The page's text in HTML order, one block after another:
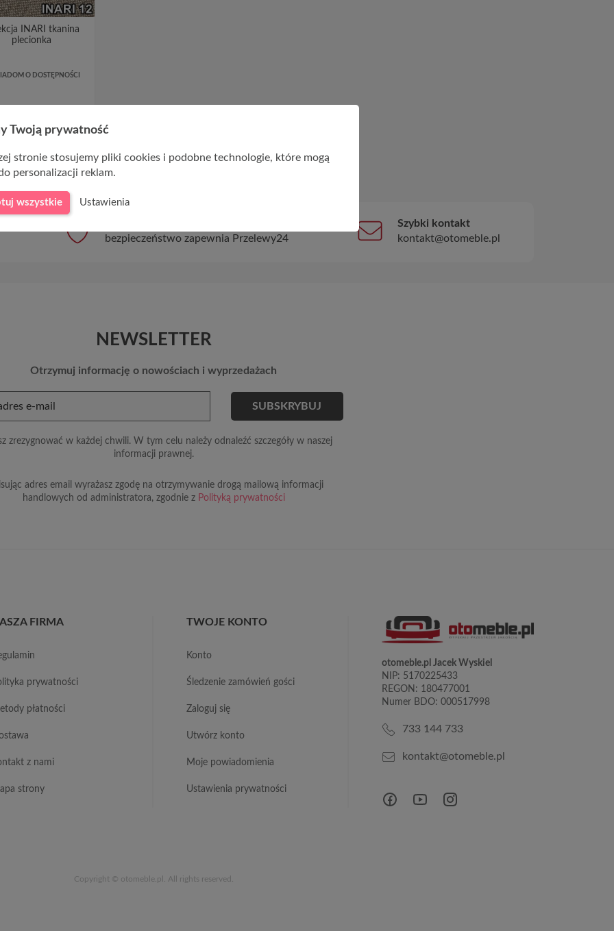
INARI tkanina
plecionka
O DOSTĘPNOŚCI
bezpieczeństwo zapewnia Przelewy24
Szybki kontakt
kontakt@otomeble.pl
NEWSLETTER
Otrzymuj informację o nowościach i wyprzedażach
zrezygnować w każdej chwili. W tym celu należy odnaleźć szczegóły w naszej
informacji prawnej.
adres email wyrażasz zgodę na otrzymywanie drogą mailową informacji
handlowych od administratora, zgodnie z Polityką prywatności
FIRMA
prywatności
metody płatności
z nami
mapa strony
TWOJE KONTO
konto
śledzenie zamówień gości
zaloguj się
utwórz konto
moje powiadomienia
ustawienia prywatności
otomeble.pl Jacek Wyskiel
NIP: 5170225433
REGON: 180477001
Numer BDO: 000517998
733 144 733
kontakt@otomeble.pl
Twoją prywatność
stronie stosujemy pliki cookies i podobne technologie, które mogą
personalizacji reklam.
wszystkie Ustawienia
Copyright © otomeble.pl. All rights reserved.